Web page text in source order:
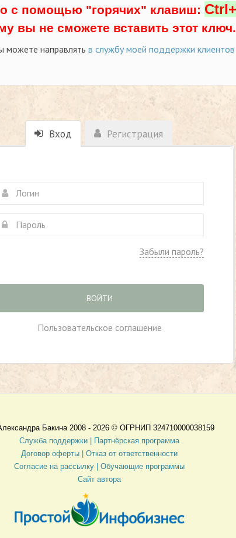
с помощью "горячих" клавиш:
вы не сможете вставить этот ключ.
можете направлять в службу моей поддержки
Вход Регистрация
Забыли пароль?
ВОЙТИ
Пользовательское соглашение
Бакина 2008 - 2026 © ОГРНИП 324710000038159
Служба поддержки |
Партнёрская программа
Договор оферты
| Отказ от ответственности
Согласие на рассылку | Обучающие программы
Сайт автора